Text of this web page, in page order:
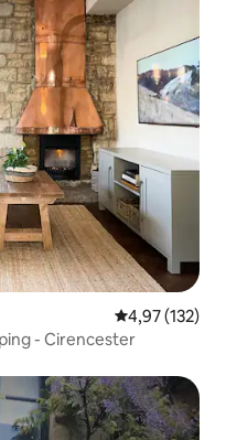
Gemiddelde
4,97 (132)
- Cirencester